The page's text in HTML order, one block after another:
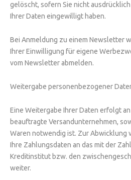
gelöscht, sofern Sie nicht
Ihrer Daten eingewilligt haben.
Bei Anmeldung zu einem Newsletter
Ihrer Einwilligung für eigene
vom Newsletter abmelden.
Weitergabe personenbezogener
Eine Weitergabe Ihrer Daten erfolgt
beauftragte Versandunternehmen,
Waren notwendig ist. Zur Abwicklung
Ihre Zahlungsdaten an das mit der
Kreditinstitut bzw. den
weiter.